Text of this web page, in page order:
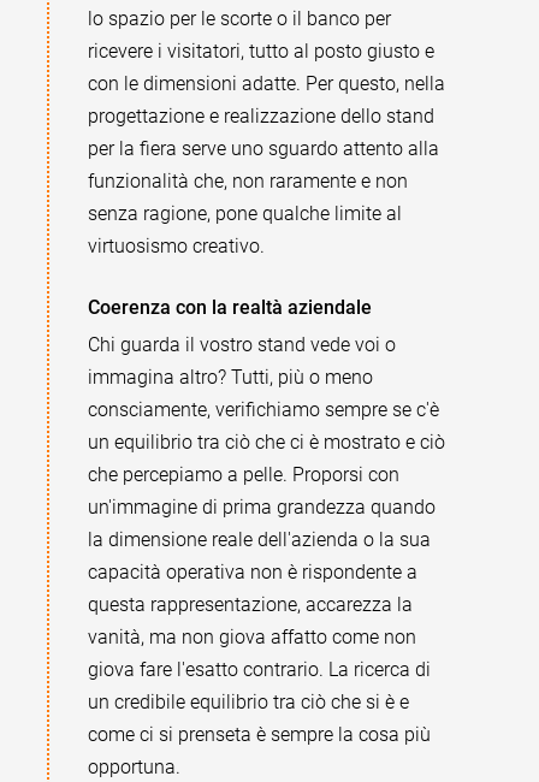
lo spazio per le scorte o il banco per
ricevere i visitatori, tutto al posto giusto e
con le dimensioni adatte. Per questo, nella
progettazione e realizzazione dello stand
per la fiera serve uno sguardo attento alla
funzionalità che, non raramente e non
senza ragione, pone qualche limite al
virtuosismo creativo.
Coerenza con la realtà aziendale
Chi guarda il vostro stand vede voi o
immagina altro? Tutti, più o meno
consciamente, verifichiamo sempre se c'è
un equilibrio tra ciò che ci è mostrato e ciò
che percepiamo a pelle. Proporsi con
un'immagine di prima grandezza quando
la dimensione reale dell'azienda o la sua
capacità operativa non è rispondente a
questa rappresentazione, accarezza la
vanità, ma non giova affatto come non
giova fare l'esatto contrario. La ricerca di
un credibile equilibrio tra ciò che si è e
come ci si prenseta è sempre la cosa più
opportuna.